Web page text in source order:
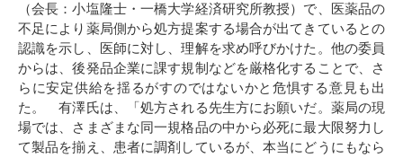
（会長：小塩隆士・一橋大学経済研究所教授）で、医薬品の
不足により薬局側から処方提案する場合が出てきているとの
認識を示し、医師に対し、理解を求め呼びかけた。他の委員
からは、後発品企業に課す規制などを厳格化することで、さ
らに安定供給を揺るがすのではないかと危惧する意見も出
た。 有澤氏は、「処方される先生方にお願いだ。薬局の現
場では、さまざまな同一規格品の中から必死に最大限努力し
て製品を揃え、患者に調剤しているが、本当にどうにもなら